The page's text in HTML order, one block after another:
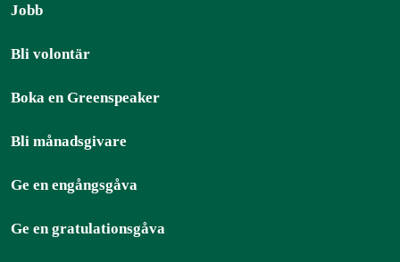
Jobb
Bli volontär
Boka en Greenspeaker
Bli månadsgivare
Ge en engångsgåva
Ge en gratulationsgåva